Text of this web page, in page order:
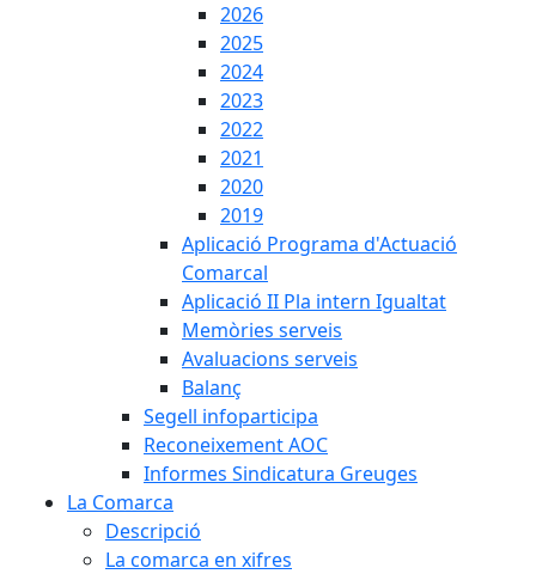
2026
2025
2024
2023
2022
2021
2020
2019
Aplicació Programa d'Actuació
Comarcal
Aplicació II Pla intern Igualtat
Memòries serveis
Avaluacions serveis
Balanç
Segell infoparticipa
Reconeixement AOC
Informes Sindicatura Greuges
La Comarca
Descripció
La comarca en xifres